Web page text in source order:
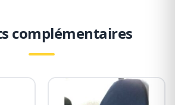
complémentaires